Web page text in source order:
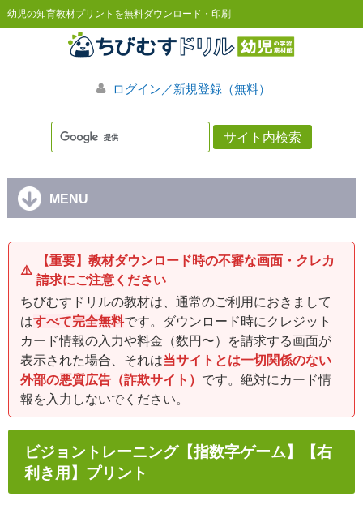
幼児の知育教材プリントを無料ダウンロード・印刷
ログイン／新規登録（無料）
MENU
⚠️
【重要】教材ダウンロード時の不審な画面・クレカ
請求にご注意ください
ちびむすドリルの教材は、通常のご利用におきまして
はすべて完全無料です。ダウンロード時にクレジット
カード情報の入力や料金（数円〜）を請求する画面が
表示された場合、それは当サイトとは一切関係のない
外部の悪質広告（詐欺サイト） です。絶対にカード情
報を入力しないでください。
ビジョントレーニング【指数字ゲーム】【右
利き用】プリント